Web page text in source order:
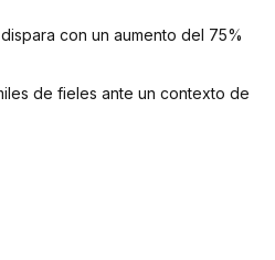
con un aumento del 75%
de fieles ante un contexto de